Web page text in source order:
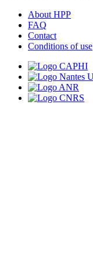
About HPP
FAQ
Contact
Conditions of use